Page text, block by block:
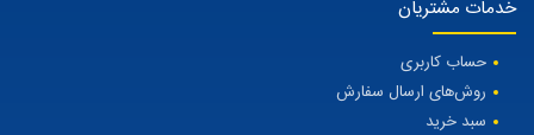
خدمات مشتریان
حساب کاربری
روش‌های ارسال سفارش
سبد خرید